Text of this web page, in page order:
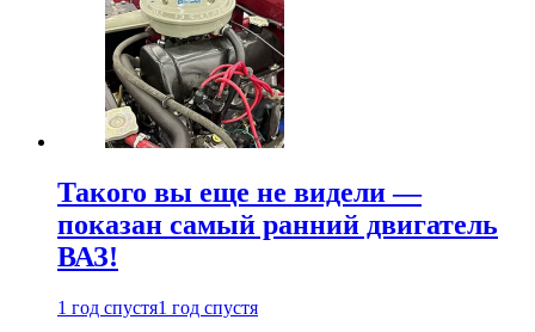
Такого вы еще не видели —
показан самый ранний двигатель
ВАЗ!
1 год спустя1 год спустя